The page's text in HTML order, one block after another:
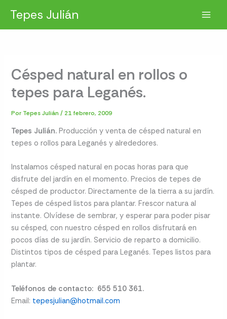
contenido
Tepes Julián
Césped natural en rollos o
tepes para Leganés.
Por Tepes Julián/ 21 febrero, 2009
Tepes Julián. Producción y venta de césped natural en
tepes o rollos para Leganés y alrededores.
Instalamos césped natural en pocas horas para que
disfrute del jardín en el momento. Precios de tepes de
césped de productor. Directamente de la tierra a su jardín.
Tepes de césped listos para plantar. Frescor natura al
instante. Olvídese de sembrar, y esperar para poder pisar
su césped, con nuestro césped en rollos disfrutará en
pocos días de su jardín. Servicio de reparto a domicilio.
Distintos tipos de césped para Leganés. Tepes listos para
plantar.
Teléfonos de contacto: 655 510 361.
Email: tepesjulian@hotmail.com